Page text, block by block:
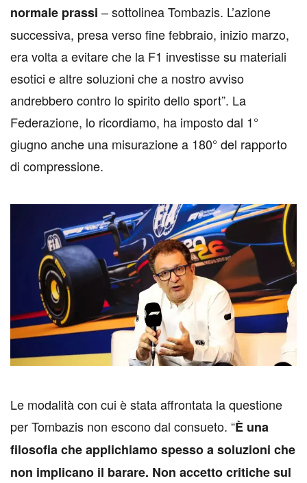
normale prassi – sottolinea Tombazis. L’azione
successiva, presa verso fine febbraio, inizio marzo,
era volta a evitare che la F1 investisse su materiali
esotici e altre soluzioni che a nostro avviso
andrebbero contro lo spirito dello sport”. La
Federazione, lo ricordiamo, ha imposto dal 1°
giugno anche una misurazione a 180° del rapporto
di compressione.
Le modalità con cui è stata affrontata la questione
per Tombazis non escono dal consueto. “È una
filosofia che applichiamo spesso a soluzioni che
non implicano il barare. Non accetto critiche sul